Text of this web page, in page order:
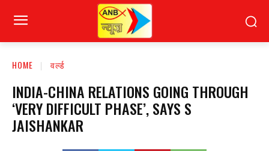
HOME वर्ल्ड
INDIA-CHINA RELATIONS GOING THROUGH
‘VERY DIFFICULT PHASE’, SAYS S
JAISHANKAR